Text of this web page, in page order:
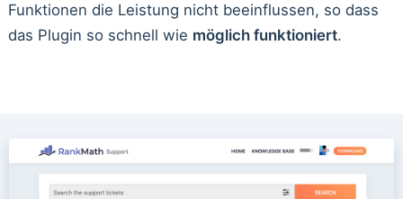
Funktionen die Leistung nicht beeinflussen, so dass
das Plugin so schnell wie möglich funktioniert.